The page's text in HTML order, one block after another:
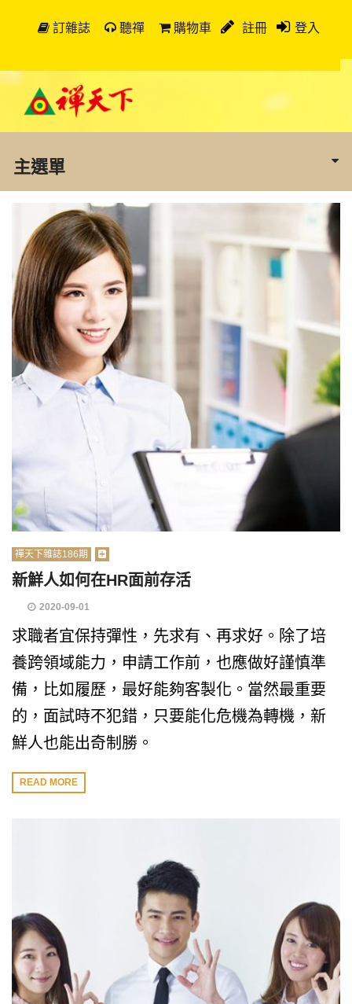
訂雜誌 聽禪 購物車 註冊 登入
主選單
禪天下雜誌186期
新鮮人如何在HR面前存活
2020-09-01
求職者宜保持彈性，先求有、再求好。除了培
養跨領域能力，申請工作前，也應做好謹慎準
備，比如履歷，最好能夠客製化。當然最重要
的，面試時不犯錯，只要能化危機為轉機，新
鮮人也能出奇制勝。
READ MORE